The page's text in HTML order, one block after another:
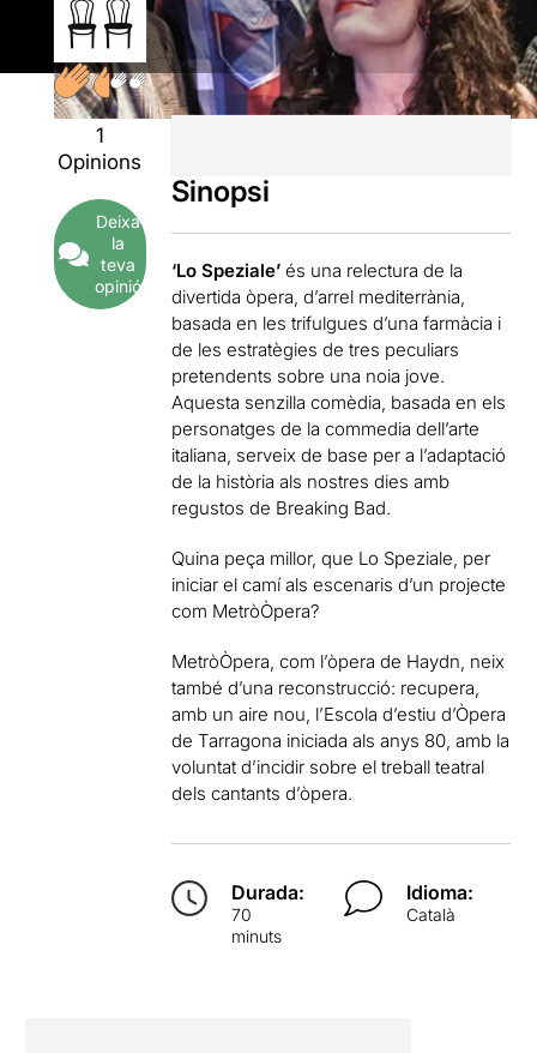
1
Opinions
Deixa
la
teva
opinió
Sinopsi
‘Lo Speziale’ és una relectura de la
divertida òpera, d’arrel mediterrània,
basada en les trifulgues d’una farmàcia i
de les estratègies de tres peculiars
pretendents sobre una noia jove.
Aquesta senzilla comèdia, basada en els
personatges de la commedia dell’arte
italiana, serveix de base per a l’adaptació
de la història als nostres dies amb
regustos de Breaking Bad.
Quina peça millor, que Lo Speziale, per
iniciar el camí als escenaris d’un projecte
com MetròÒpera?
MetròÒpera, com l’òpera de Haydn, neix
també d’una reconstrucció: recupera,
amb un aire nou, l’Escola d’estiu d’Òpera
de Tarragona iniciada als anys 80, amb la
voluntat d’incidir sobre el treball teatral
dels cantants d’òpera.
Durada:
70
minuts
Idioma:
Català